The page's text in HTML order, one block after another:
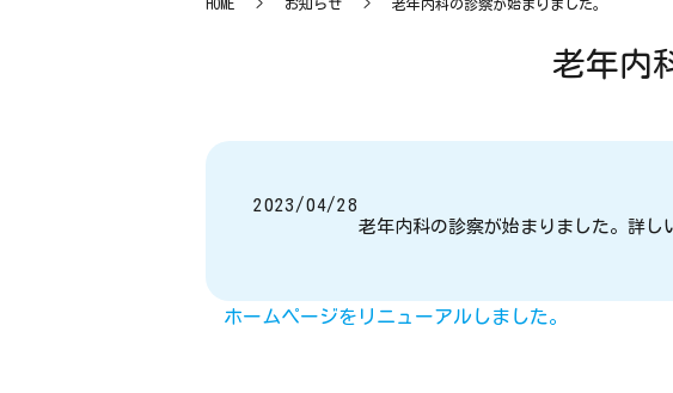
HOME お知らせ 老年内科の診察が始まりました。
老年内
2023/04/28
老年内科の診察が始まりました。詳し
ホームページをリニューアルしました。